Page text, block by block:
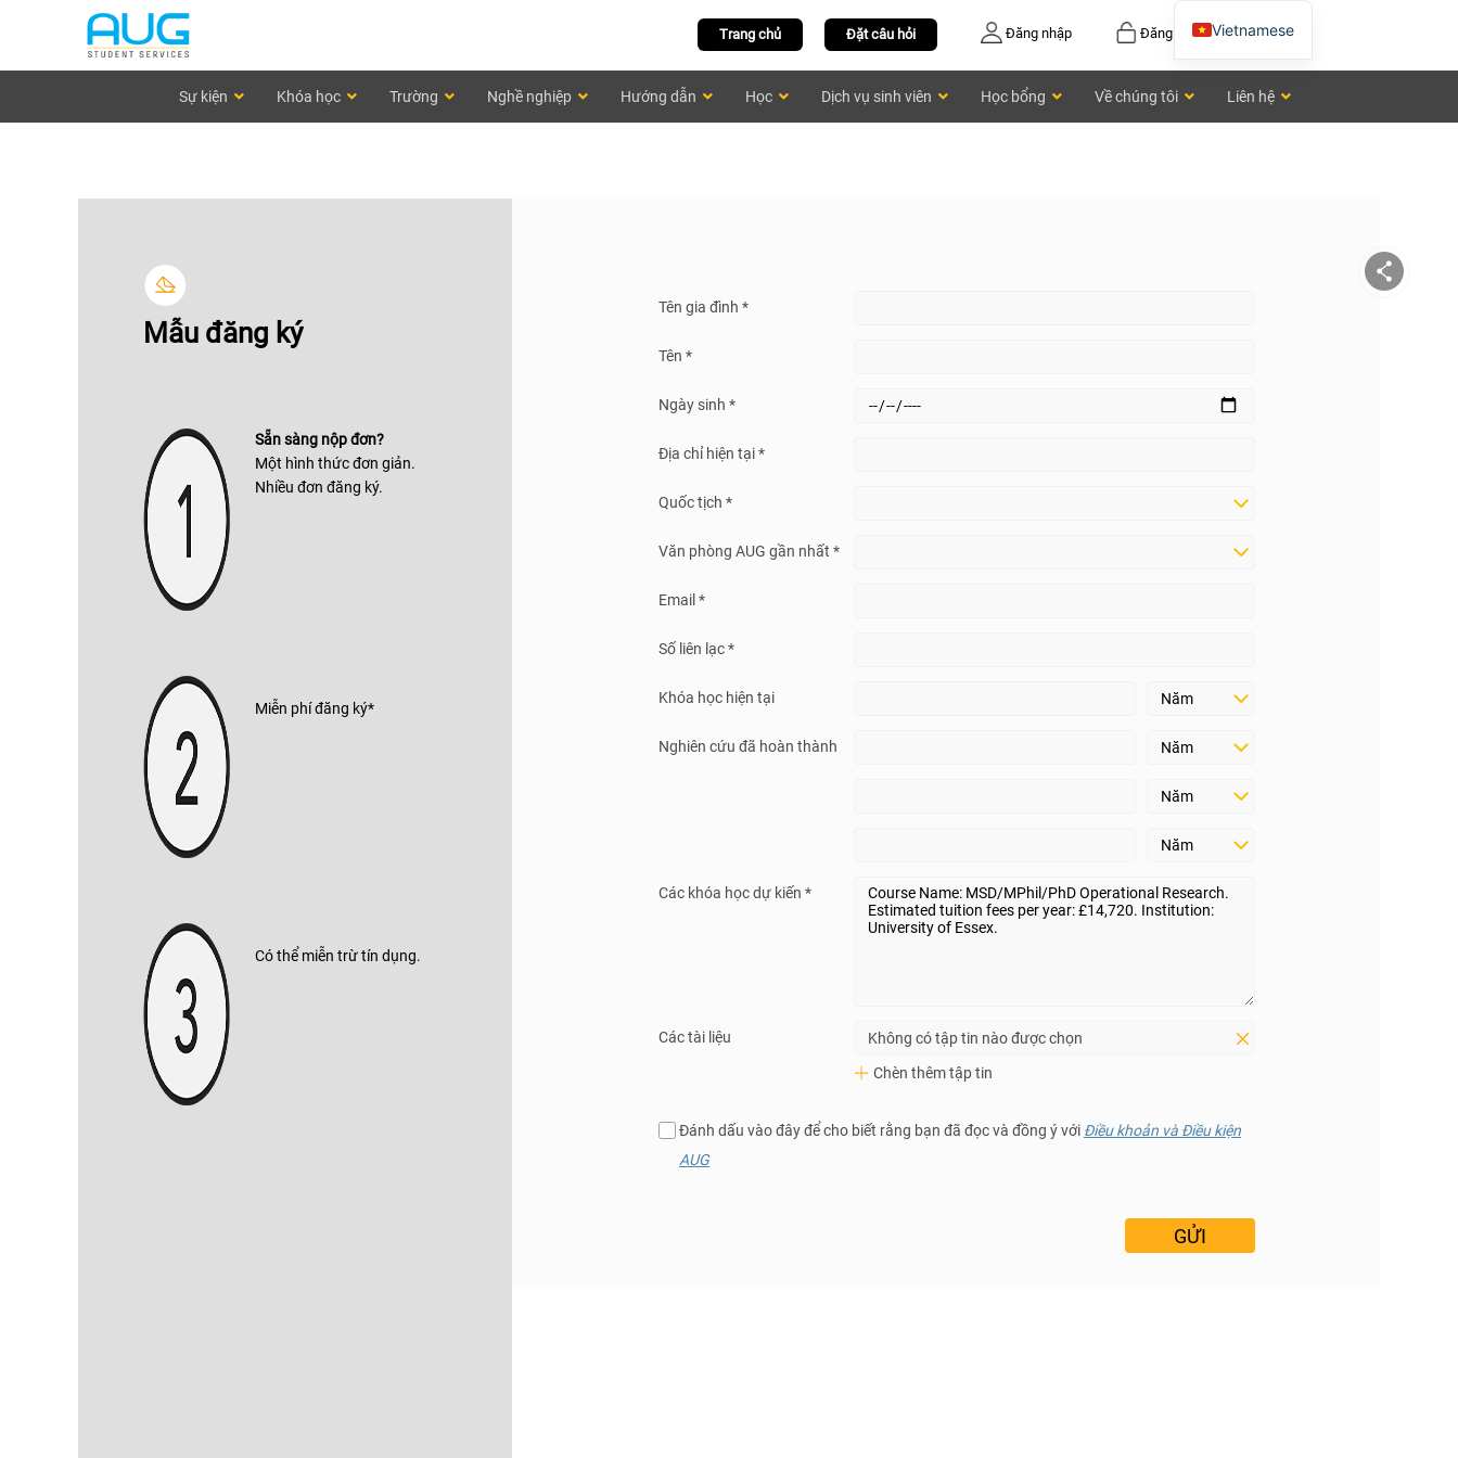
Đăng ký
Đăng nhập
Đặt câu hỏi
Trang chủ
Sự kiện Khóa học Trường Nghề nghiệp Hướng dẫn Học Dịch vụ sinh viên Học bổng Về chúng tôi Liên hệ
Mẫu đăng ký
Sẵn sàng nộp đơn?
Một hình thức đơn giản.
Nhiều đơn đăng ký.
Miễn phí đăng ký*
Có thể miễn trừ tín dụng.
Tên gia đình *
Tên *
Ngày sinh *
Địa chỉ hiện tại *
Quốc tịch *
Văn phòng AUG gần nhất *
Email *
Số liên lạc *
Khóa học hiện tại
Nghiên cứu đã hoàn thành
Các khóa học dự kiến *
Các tài liệu
Không có tập tin nào được chọn
Chèn thêm tập tin
Đánh dấu vào đây để cho biết rằng bạn đã đọc và đồng ý với Điều khoản và Điều kiện
AUG
Vietnamese
Chinese